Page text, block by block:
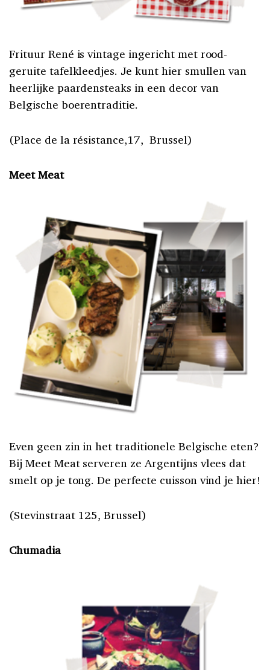
Frituur René is vintage ingericht met rood-
geruite tafelkleedjes. Je kunt hier smullen van
heerlijke paardensteaks in een decor van
Belgische boerentraditie.
(Place de la résistance,17, Brussel)
Meet Meat
Even geen zin in het traditionele Belgische eten?
Bij Meet Meat serveren ze Argentijns vlees dat
smelt op je tong. De perfecte cuisson vind je hier!
(Stevinstraat 125, Brussel)
Chumadia